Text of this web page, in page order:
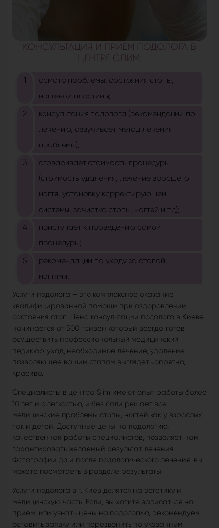
КОНСУЛЬТАЦИЯ И ПРИЕМ ПОДОЛОГА В
ЦЕНТРЕ СЛИМ:
осмотр проблемы, состояния стопы,
ногтевой пластины;
консультация подолога (рекомендации по
лечению, озвучивает метод лечения
проблемы);
оговаривает стоимость процедуры
(стоимость удаления, лечение вросшего
ногтя, установку корректирующей
системы, зачистка стопы, ногтей и т.д);
приступает к проведению самой
процедуры;
рекомендации по уходу за стопой,
ногтями.
Услуги подолога – это комплексное оказание
квалифицированной помощи при оздоровлении
состояния стоп. Цена консультации подолога в Киеве
начинается от 500 гривен который всегда готов
осуществить профессиональный медицинский
педикюр, уход, необходимое лечение, удаление,
позволяющее вашим стопам выглядеть опрятно,
красиво.
Специалисты в центра Slim имеют опыт работы более
10 лет и с легкостью, и без боли решает все
медицинские проблемы стопы, ногтей как у взрослых,
так и детей. Доступные цены на подологию,
качественная работы специалистов, позволяет нам
гарантировать желаемый результат лечения.
Фотографии до и после подологического лечения, вы
можете посмотреть в разделе результаты.
Услуги подолога в г. Киев делятся на эстетику и
медицинскую часть. Если, вы хотите записаться на
прием, или узнать цены на подологию, рекомендуем
оставить заявку или перезвонить по указанным